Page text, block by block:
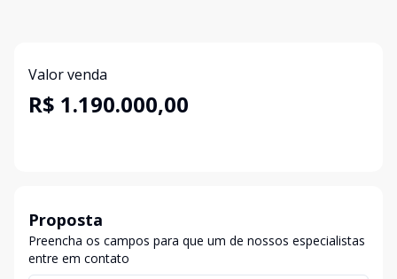
Valor venda
R$ 1.190.000,00
Proposta
Preencha os campos para que um de nossos especialistas
entre em contato